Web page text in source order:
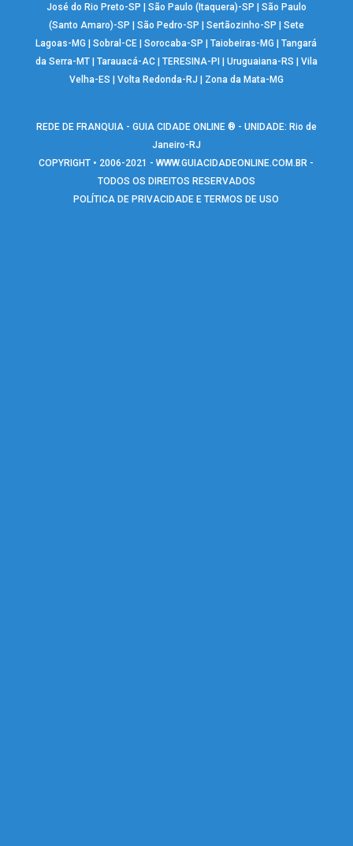
José do Rio Preto-SP | São Paulo (Itaquera)-SP | São Paulo
(Santo Amaro)-SP | São Pedro-SP | Sertãozinho-SP | Sete
Lagoas-MG |Sobral-CE |Sorocaba-SP |Taiobeiras-MG |Tangará
da Serra-MT| Tarauacá-AC| TERESINA-PI | Uruguaiana-RS | Vila
Velha-ES | Volta Redonda-RJ | Zona da Mata-MG
REDE DE FRANQUIA - GUIA CIDADE ONLINE ® - UNIDADE: Rio de
Janeiro-RJ
COPYRIGHT • 2006-2021 -WWW.GUIACIDADEONLINE.COM.BR -
TODOS OS DIREITOS RESERVADOS
POLÍTICA DE PRIVACIDADE E TERMOS DE USO